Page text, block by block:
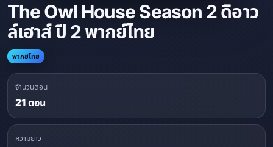
The Owl House Season 2 ดิอาว
ล์เฮาส์ ปี 2 พากย์ไทย
พากย์ไทย
จำนวนตอน
21 ตอน
ความยาว